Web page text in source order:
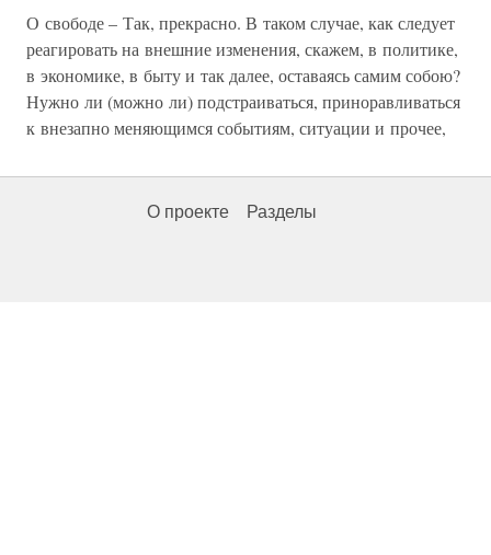
О свободе – Так, прекрасно. В таком случае, как следует
реагировать на внешние изменения, скажем, в политике,
в экономике, в быту и так далее, оставаясь самим собою?
Нужно ли (можно ли) подстраиваться, приноравливаться
к внезапно меняющимся событиям, ситуации и прочее,
О проекте Разделы